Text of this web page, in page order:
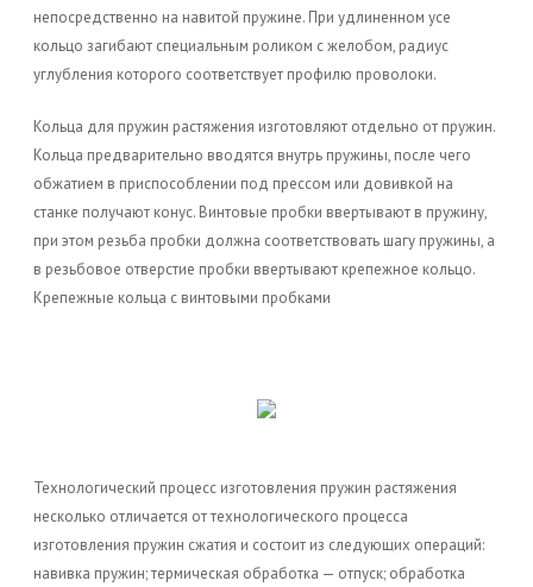
непосредственно на навитой пружине. При удлиненном усе
кольцо загибают специальным роликом с желобом, радиус
углубления которого соответствует профилю проволоки.
Кольца для пружин растяжения изготовляют отдельно от пружин.
Кольца предварительно вводятся внутрь пружины, после чего
обжатием в приспособлении под прессом или довивкой на
станке получают конус. Винтовые пробки ввертывают в пружину,
при этом резьба пробки должна соответствовать шагу пружины, а
в резьбовое отверстие пробки ввертывают крепежное кольцо.
Крепежные кольца с винтовыми пробками
Технологический процесс изготовления пружин растяжения
несколько отличается от технологического процесса
изготовления пружин сжатия и состоит из следующих операций:
навивка пружин; термическая обработка — отпуск; обработка